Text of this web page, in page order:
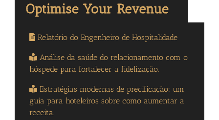
Relatório do Engenheiro de Hospitalidade
Análise da saúde do relacionamento com o
hóspede para fortalecer a fidelização.
Estratégias modernas de precificação: um
guia para hoteleiros sobre como aumentar a
receita.